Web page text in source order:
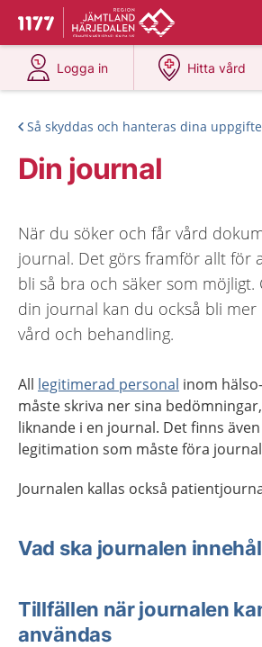
Till startsidan för 1177
Du har valt region
Logga in
på 1177.se
Hitta vård
på 1177.se
Så skyddas och hanteras dina
Din journal
När du söker och får vård
journal. Det görs framför allt för
bli så bra och säker som möjligt.
din journal kan du också bli mer
vård och behandling.
All legitimerad personal inom
måste skriva ner sina
liknande i en journal. Det finns
legitimation som måste föra
Journalen kallas också
Vad ska journalen
Tillfällen när journalen
användas